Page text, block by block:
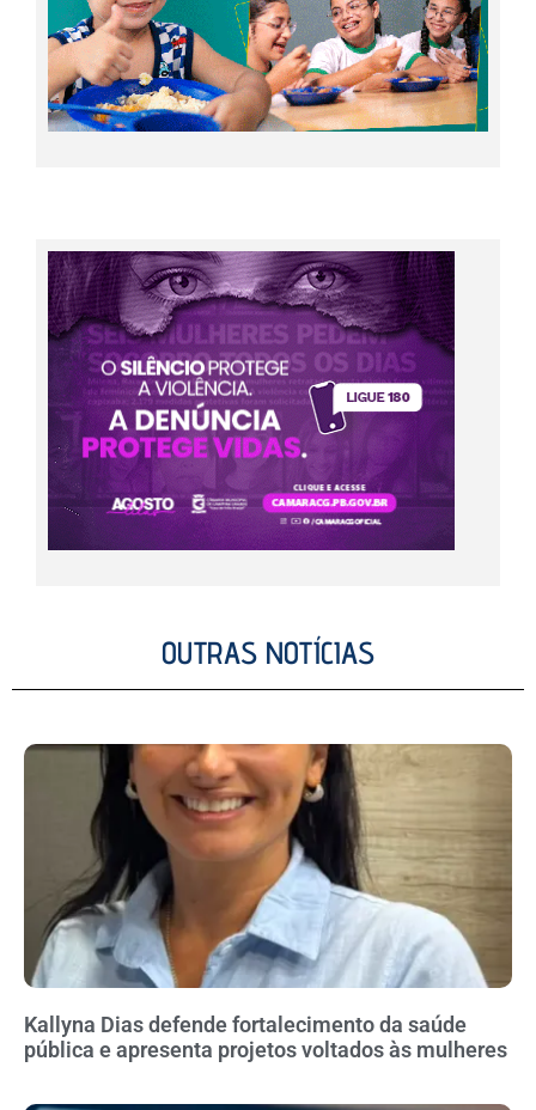
OUTRAS NOTÍCIAS
Kallyna Dias defende fortalecimento da saúde
pública e apresenta projetos voltados às mulheres